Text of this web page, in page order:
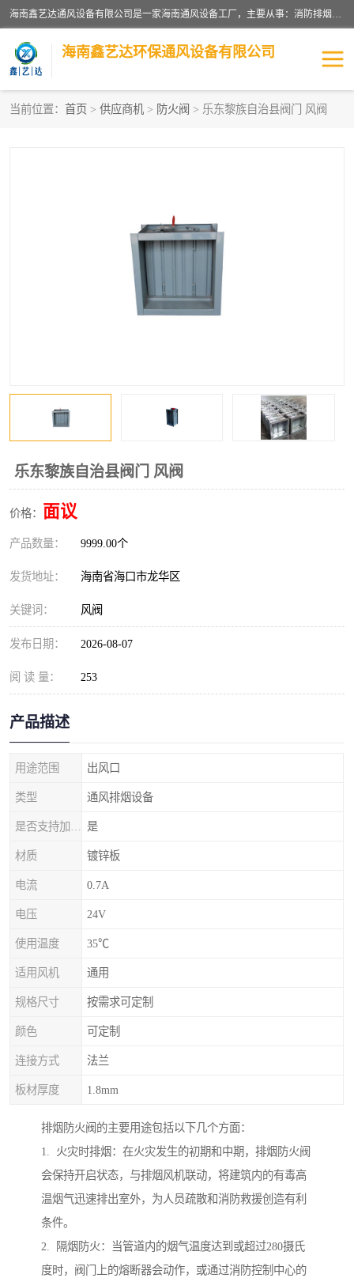
海南鑫艺达通风设备有限公司是一家海南通风设备工厂，主要从事：消防排烟工程、油烟净化工程、厨房排烟工程、酒店厨房设备、新风排风系统、镀锌铁皮管道加工、暖通工程、通风管道安装、消防火阀百叶风口等业务。公司拥有管道及配件一体化工厂生产线，良好的售后服务，良好的设计团队，良好的施工团队、良好管理人员，掌握畅通丰富的信息、市场渠道。
海南鑫艺达环保通风设备有限公司
当前位置： 首页 > 供应商机 > 防火阀 > 乐东黎族自治县阀门 风阀
乐东黎族自治县阀门 风阀
价格： 面议
产品数量： 9999.00个
发货地址： 海南省海口市龙华区
关键词： 风阀
发布日期： 2026-08-07
阅 读 量： 253
产品描述
用途范围 出风口
类型 通风排烟设备
是
材质 镀锌板
电流 0.7A
电压 24V
使用温度 35℃
适用风机 通用
规格尺寸 按需求可定制
颜色 可定制
连接方式 法兰
板材厚度 1.8mm
排烟防火阀的主要用途包括以下几个方面：
1. 火灾时排烟：在火灾发生的初期和中期，排烟防火阀
会保持开启状态，与排烟风机联动，将建筑内的有毒高
温烟气迅速排出室外，为人员疏散和消防救援创造有利
条件。
2. 隔烟防火：当管道内的烟气温度达到或超过280摄氏
度时，阀门上的熔断器会动作，或通过消防控制中心的
镁质防火风管
通风管道
镀锌螺旋风管
排烟风机 百叶风口
油烟净化器